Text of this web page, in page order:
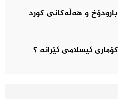
و هەڵەکانی کورد
ئیسلامی ئێرانه ؟